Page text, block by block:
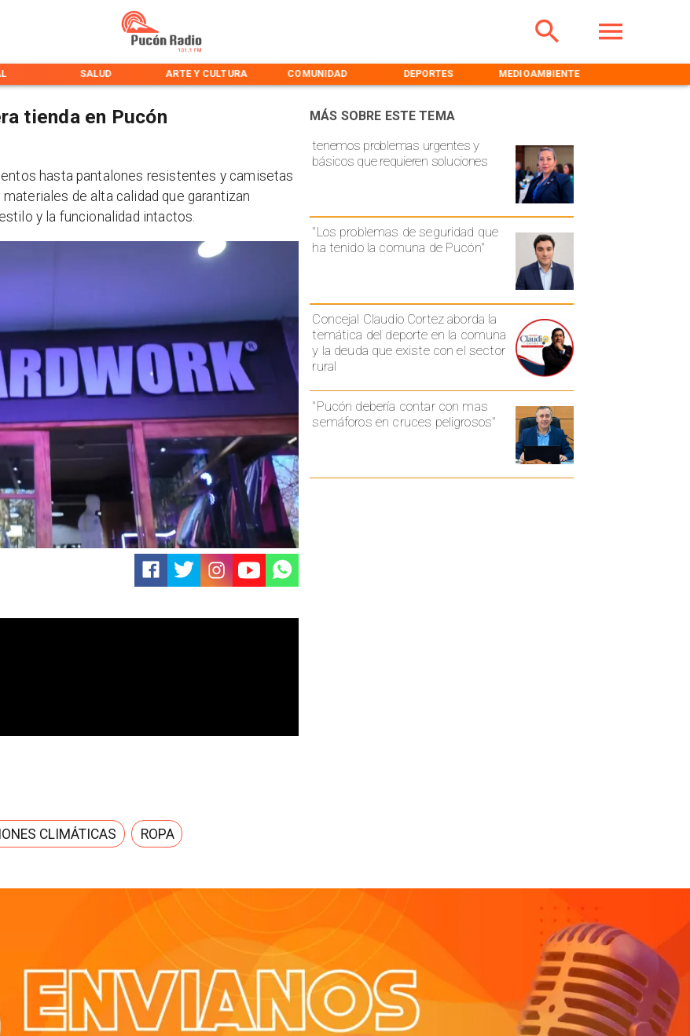
SALUD ARTE Y CULTURA COMUNIDAD DEPORTES MEDIOAMBIENTE
tenemos problemas urgentes y
básicos que requieren soluciones
"Los problemas de seguridad que
ha tenido la comuna de Pucón"
Concejal Claudio Cortez aborda la
temática del deporte en la comuna
y la deuda que existe con el sector
rural
"Pucón debería contar con mas
semáforos en cruces peligrosos"
MÁS SOBRE ESTE TEMA
tienda en Pucón
hasta pantalones resistentes y camisetas
de alta calidad que garantizan
y la funcionalidad intactos.
CLIMÁTICAS ROPA